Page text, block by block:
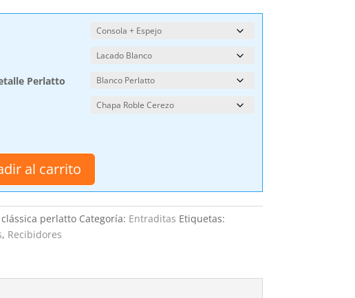
Perlatto
al carrito
perlatto Categoría: Entraditas Etiquetas:
, Recibidores